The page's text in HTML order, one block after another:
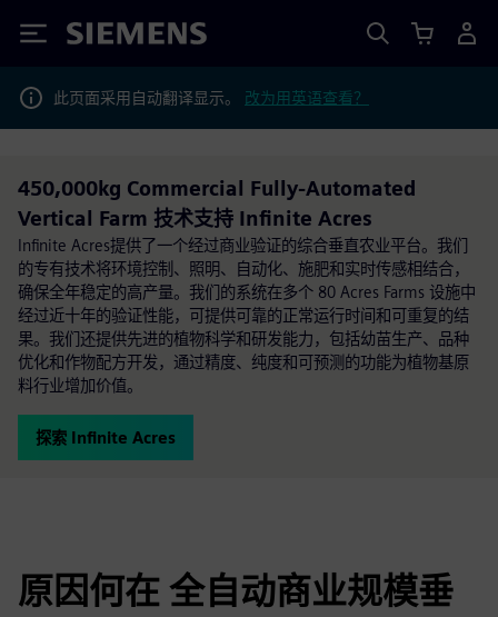
Siemens
此页面采用自动翻译显示。 改为用英语查看？
450,000kg Commercial Fully-Automated
Vertical Farm 技术支持 Infinite Acres
Infinite Acres提供了一个经过商业验证的综合垂直农业平台。我们
的专有技术将环境控制、照明、自动化、施肥和实时传感相结合，
确保全年稳定的高产量。我们的系统在多个 80 Acres Farms 设施中
经过近十年的验证性能，可提供可靠的正常运行时间和可重复的结
果。我们还提供先进的植物科学和研发能力，包括幼苗生产、品种
优化和作物配方开发，通过精度、纯度和可预测的功能为植物基原
料行业增加价值。
探索 Infinite Acres
原因何在 全自动商业规模垂